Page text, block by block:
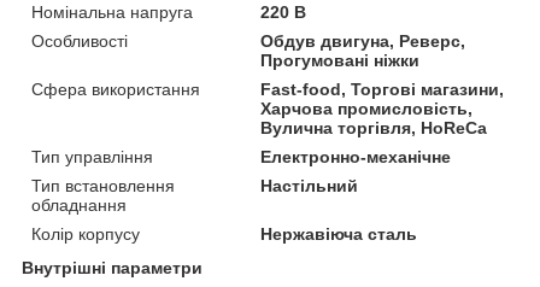
Номінальна напруга
220 В
Особливості
Обдув двигуна, Реверс,
Прогумовані ніжки
Сфера використання
Fast-food, Торгові магазини,
Харчова промисловість,
Вулична торгівля, HoReCa
Тип управління
Електронно-механічне
Тип встановлення
обладнання
Настільний
Колір корпусу
Нержавіюча сталь
Внутрішні параметри